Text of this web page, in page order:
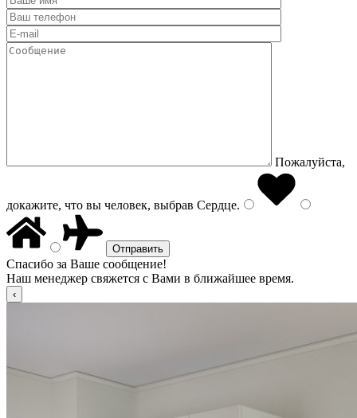
Пожалуйста,
докажите, что вы человек, выбрав Сердце.
Спасибо за Ваше сообщение!
Наш менеджер свяжется с Вами в ближайшее время.